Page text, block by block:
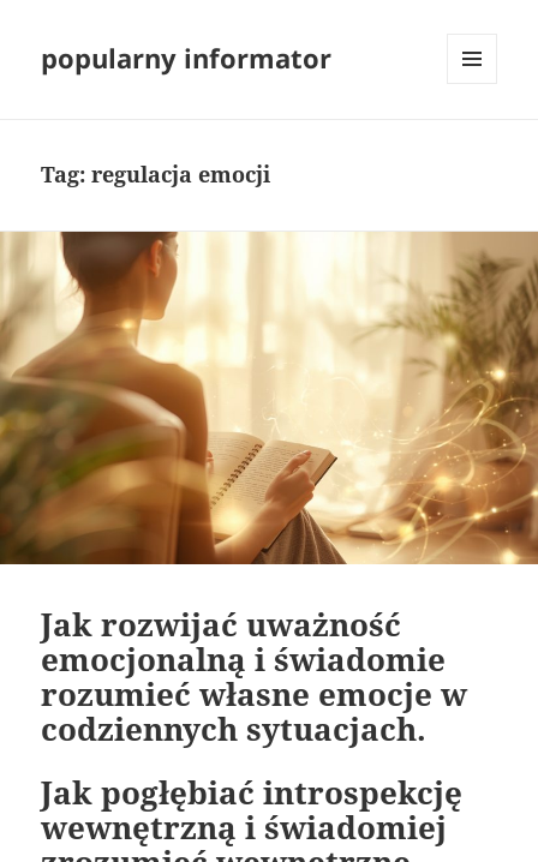
popularny informator
Tag:regulacja emocji
Jak rozwijać uważność
emocjonalną i świadomie
rozumieć własne emocje w
codziennych sytuacjach.
Jak pogłębiać introspekcję
wewnętrzną i świadomiej